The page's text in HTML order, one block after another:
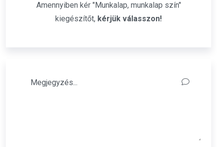
Amennyiben kér "Munkalap, munkalap szín"
kiegészítőt, kérjük válasszon!